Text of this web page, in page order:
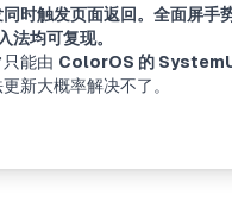
同时触发页面返回。全面屏手
法均可复现。
能由 ColorOS 的
新大概率解决不了。